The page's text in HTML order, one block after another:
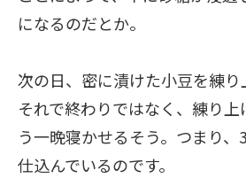
になるのだとか。
次の日、密に漬けた小豆を練り
それで終わりではなく、練り
う一晩寝かせるそう。つまり
仕込んでいるのです。